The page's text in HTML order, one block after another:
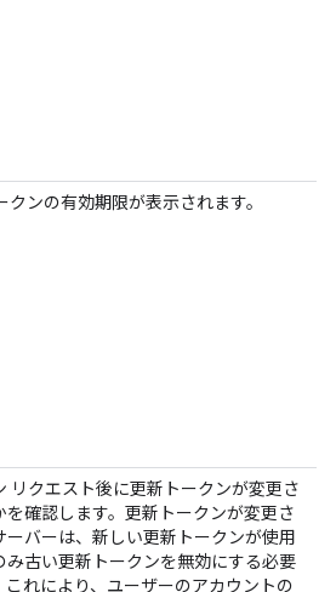
クンの有効期限が表示されます。
リクエスト後に更新トークンが変更さ
を確認します。更新トークンが変更さ
ーバーは、新しい更新トークンが使用
み古い更新トークンを無効にする必要
これにより、ユーザーのアカウントの